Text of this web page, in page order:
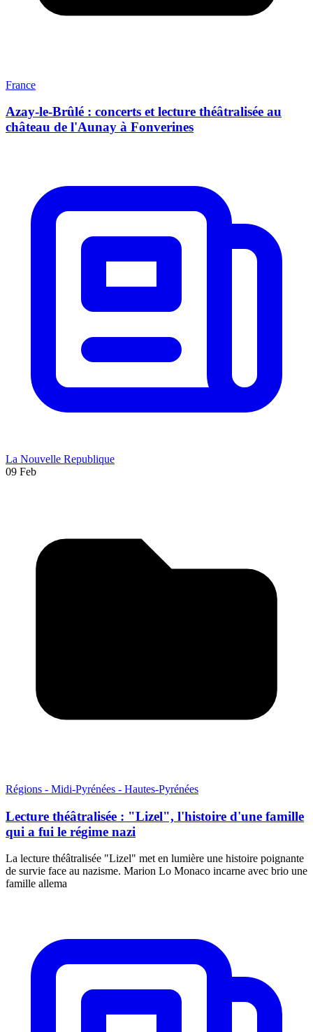
France
Azay-le-Brûlé : concerts et lecture théâtralisée au
château de l'Aunay à Fonverines
La Nouvelle Republique
09 Feb
Régions - Midi-Pyrénées - Hautes-Pyrénées
Lecture théâtralisée : "Lizel", l'histoire d'une famille
qui a fui le régime nazi
La lecture théâtralisée "Lizel" met en lumière une histoire poignante
de survie face au nazisme. Marion Lo Monaco incarne avec brio une
famille allema